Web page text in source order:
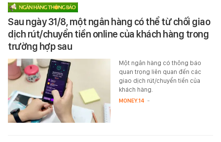
Sau ngày 31/8, một ngân hàng có thể từ chối giao
dịch rút/chuyển tiền online của khách hàng trong
trường hợp sau
Một ngân hàng có thông báo
quan trọng liên quan đến các
giao dịch rút/chuyển tiền của
khách hàng.
MONEY.14 -